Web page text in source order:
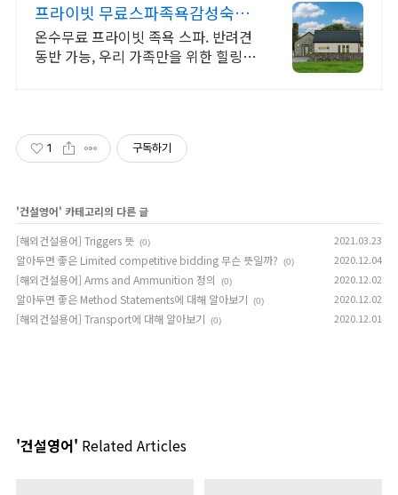
프라이빗 무료스파족욕감성숙소
제주 돌담감성, 반려견 환영
온수무료 프라이빗 족욕 스파. 반려견
동반 가능, 우리 가족만을 위한 힐링공
1 구독하기
'건설영어' 카테고리의 다른 글
[해외건설용어] Triggers 뜻 (0) 2021.03.23
알아두면 좋은 Limited competitive bidding 무슨 뜻일까? (0) 2020.12.04
[해외건설용어] Arms and Ammunition 정의 (0) 2020.12.02
알아두면 좋은 Method Statements에 대해 알아보기 (0) 2020.12.02
[해외건설용어] Transport에 대해 알아보기 (0) 2020.12.01
'건설영어' Related Articles